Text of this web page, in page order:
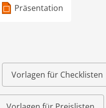
Präsentation
Vorlagen für Checklisten